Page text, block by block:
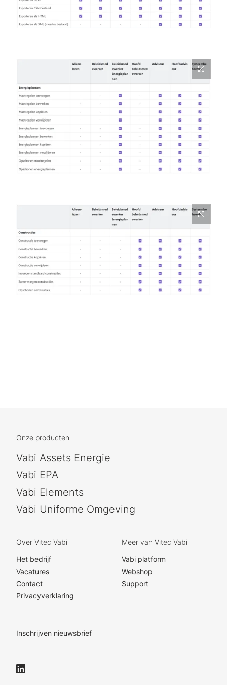
Onze producten
Vabi Assets Energie
Vabi EPA
Vabi Elements
Vabi Uniforme Omgeving
Over Vitec Vabi
Het bedrijf
Vacatures
Contact
Privacyverklaring
Meer van Vitec Vabi
Vabi platform
Webshop
Support
Inschrijven nieuwsbrief